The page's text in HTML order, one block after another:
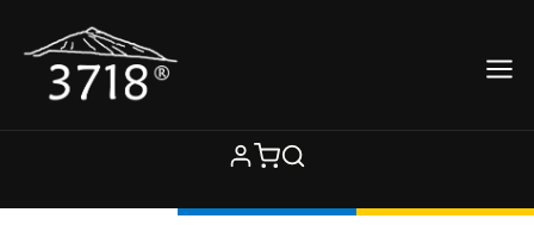
contenido